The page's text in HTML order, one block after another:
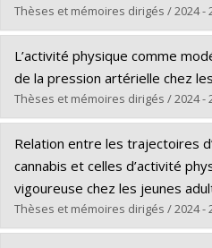
Diplôme obtenu :M. Sc.
Lien vers le document dans
Thèses et mémoires dirigés / 2024 -
Diplômé(e) :Benoit, Mélanie
Cycle :Maîtrise
Diplôme obtenu :M. Sc.
Lien vers le document dans
L’activité physique comme
de la pression artérielle chez
Thèses et mémoires dirigés / 2024 -
Diplômé(e) :Armasu, Alexia
Cycle :Maîtrise
Diplôme obtenu :M. Sc.
Lien vers le document dans
Relation entre les trajectoires
cannabis et celles d’activité
vigoureuse chez les jeunes
Thèses et mémoires dirigés / 2024 -